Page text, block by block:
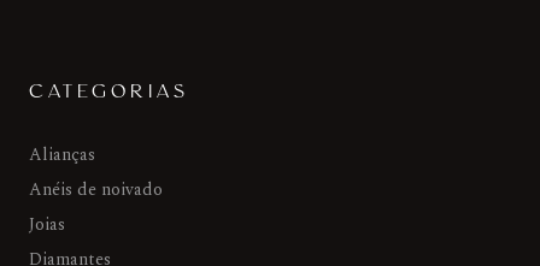
CATEGORIAS
Alianças
Anéis de noivado
Joias
Diamantes